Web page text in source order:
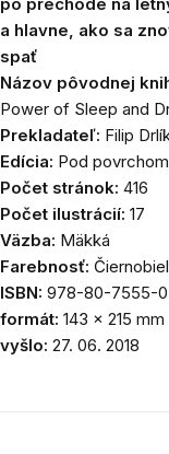
a hlavne, ako sa
spať
Názov pôvodnej
Power of Sleep and
Prekladateľ: Filip
Edícia: Pod povrchom
Počet stránok: 416
Počet ilustrácií: 17
Väzba: Mäkká
Farebnosť:
ISBN: 978-80-7555-
formát: 143 × 215 mm
vyšlo: 27. 06. 2018